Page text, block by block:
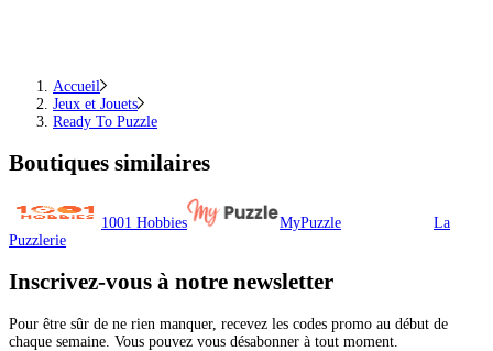
Accueil
Jeux et Jouets
Ready To Puzzle
Boutiques similaires
1001 Hobbies MyPuzzle
La
Puzzlerie
Inscrivez-vous à notre newsletter
Pour être sûr de ne rien manquer, recevez les codes promo au début de
chaque semaine. Vous pouvez vous désabonner à tout moment.